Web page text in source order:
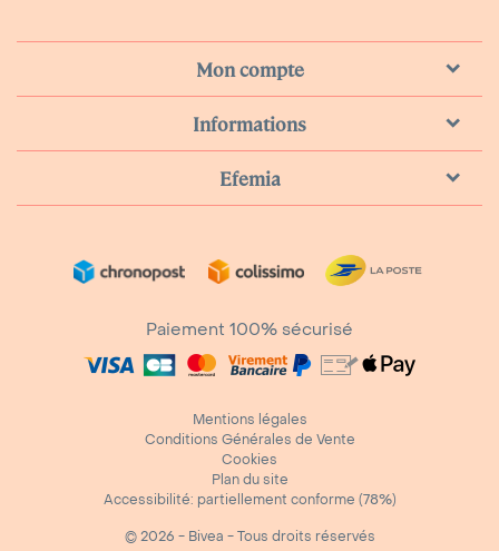
Mon compte
Informations
Efemia
Paiement 100% sécurisé
Mentions légales
Conditions Générales de Vente
Cookies
Plan du site
Accessibilité: partiellement conforme (78%)
© 2026 - Bivea - Tous droits réservés